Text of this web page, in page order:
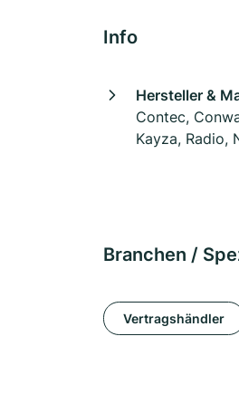
Info
Hersteller &
Contec,
Kayza, Radio,
Branchen /
Vertragshändler